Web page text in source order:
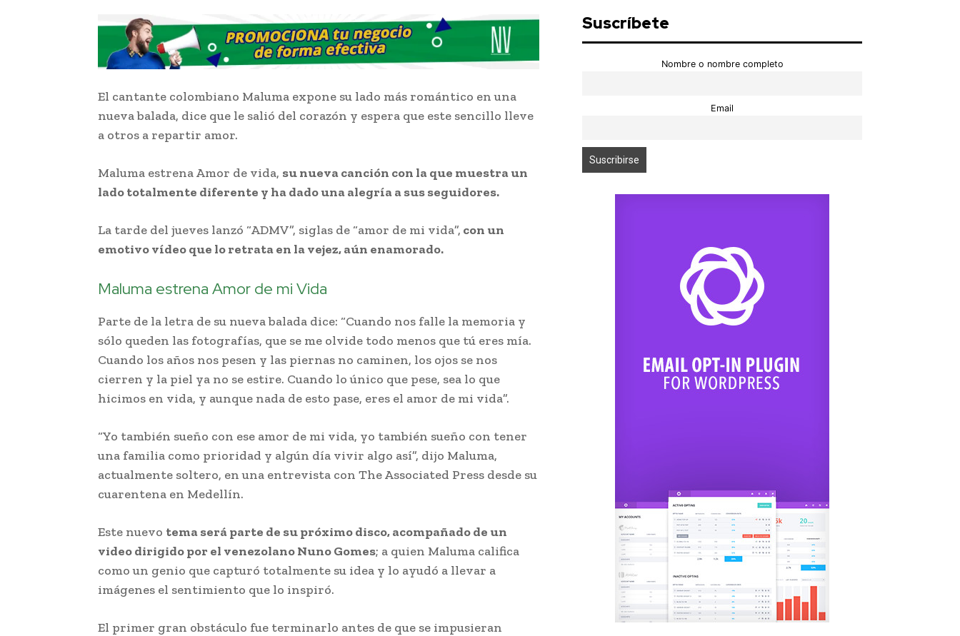
El cantante colombiano Maluma expone su lado más romántico en una
nueva balada, dice que le salió del corazón y espera que este sencillo lleve
a otros a repartir amor.
Maluma estrena Amor de vida, su nueva canción con la que muestra un
lado totalmente diferente y ha dado una alegría a sus seguidores.
La tarde del jueves lanzó “ADMV”, siglas de “amor de mi vida”, con un
emotivo vídeo que lo retrata en la vejez, aún enamorado.
Maluma estrena Amor de mi Vida
Parte de la letra de su nueva balada dice: “Cuando nos falle la memoria y
sólo queden las fotografías, que se me olvide todo menos que tú eres mía.
Cuando los años nos pesen y las piernas no caminen, los ojos se nos
cierren y la piel ya no se estire. Cuando lo único que pese, sea lo que
hicimos en vida, y aunque nada de esto pase, eres el amor de mi vida”.
“Yo también sueño con ese amor de mi vida, yo también sueño con tener
una familia como prioridad y algún día vivir algo así”, dijo Maluma,
actualmente soltero, en una entrevista con The Associated Press desde su
cuarentena en Medellín.
Este nuevo tema será parte de su próximo disco, acompañado de un
video dirigido por el venezolano Nuno Gomes; a quien Maluma califica
como un genio que capturó totalmente su idea y lo ayudó a llevar a
imágenes el sentimiento que lo inspiró.
El primer gran obstáculo fue terminarlo antes de que se impusieran
Suscríbete
Nombre o nombre completo
Email